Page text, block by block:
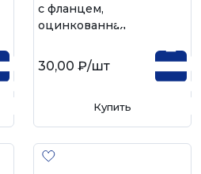
с фланцем,
оцинкованная
30,00 ₽/шт
Купить